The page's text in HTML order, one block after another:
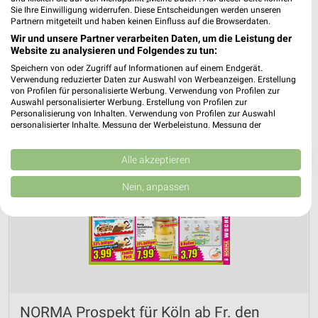
NORMA Prospekt für Köln ab Fr. den
Sie Ihre Einwilligung widerrufen. Diese Entscheidungen werden unseren
Partnern mitgeteilt und haben keinen Einfluss auf die Browserdaten.
Wir und unsere Partner verarbeiten Daten, um die Leistung der
Website zu analysieren und Folgendes zu tun:
Speichern von oder Zugriff auf Informationen auf einem Endgerät.
Verwendung reduzierter Daten zur Auswahl von Werbeanzeigen. Erstellung
von Profilen für personalisierte Werbung. Verwendung von Profilen zur
Auswahl personalisierter Werbung. Erstellung von Profilen zur
Personalisierung von Inhalten. Verwendung von Profilen zur Auswahl
personalisierter Inhalte. Messung der Werbeleistung. Messung der
Kombinationen von Daten aus verschiedenen Quellen. Entwicklung und
Verbesserung der Angebote. Verwendung reduzierter Daten zur Auswahl
von Inhalten.
Daten können außerhalb der Europäischen Union weitergegeben und in die
USA gesendet werden.
Website/App.
Partnerliste anzeigen (1 IAB-Anbieter)
Wir nutzen Ihre Daten für folgende Zwecke:
auf einem Endgerät
Alle akzeptieren
Nein, anpassen